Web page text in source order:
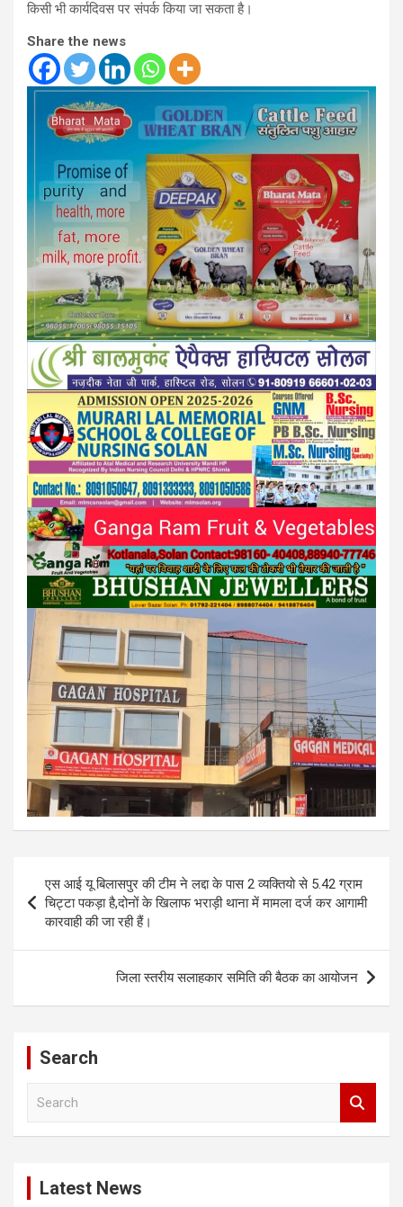
किसी भी कार्यदिवस पर संपर्क किया जा सकता है।
Share the news
navigation
एस आई यू बिलासपुर की टीम ने लद्दा के पास 2 व्यक्तियो से 5.42 ग्राम
चिट्टा पकड़ा है,दोनों के खिलाफ भराड़ी थाना में मामला दर्ज कर आगामी
कारवाही की जा रही हैं।
जिला स्तरीय सलाहकार समिति की बैठक का आयोजन
Search
Latest News